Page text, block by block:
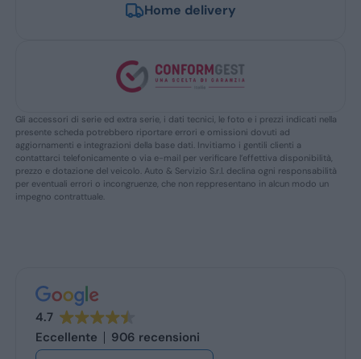
Home delivery
Gli accessori di serie ed extra serie, i dati tecnici, le foto e i prezzi indicati nella
presente scheda potrebbero riportare errori e omissioni dovuti ad
aggiornamenti e integrazioni della base dati. Invitiamo i gentili clienti a
contattarci telefonicamente o via e-mail per verificare l’effettiva disponibilità,
prezzo e dotazione del veicolo. Auto & Servizio S.r.l. declina ogni responsabilità
per eventuali errori o incongruenze, che non reppresentano in alcun modo un
impegno contrattuale.
4.7
Eccellente
906 recensioni